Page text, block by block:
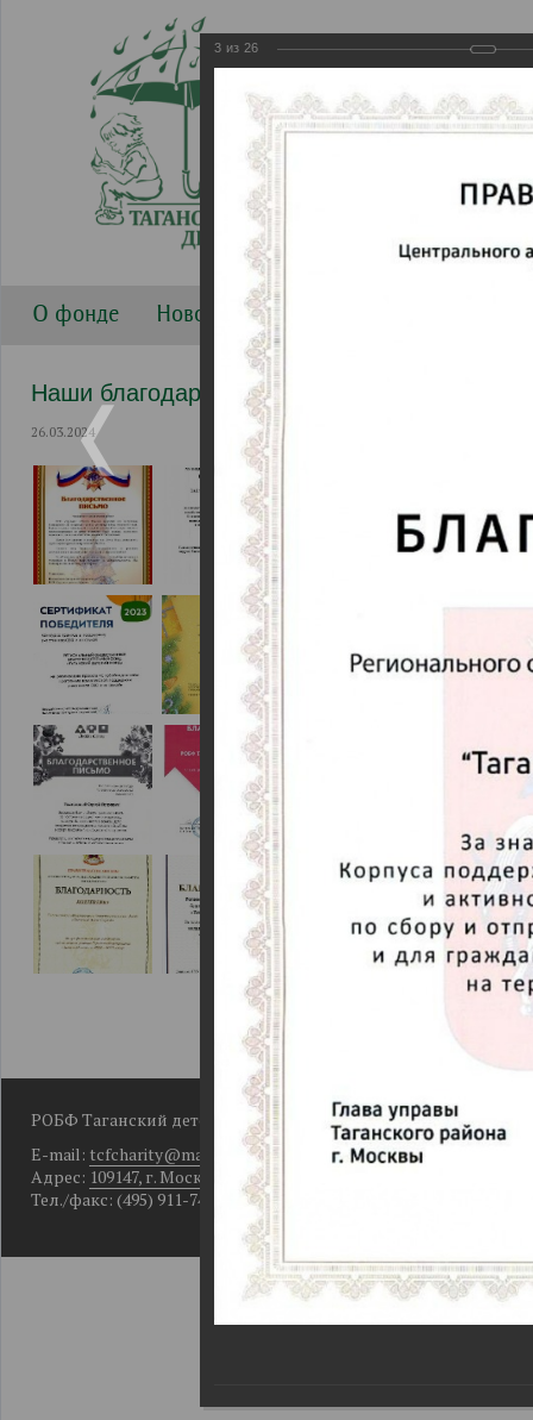
О фонде Новости
Наши благодарности
26.03.2024
РОБФ Таганский детский фонд
E-mail: tcfcharity@mail.ru
Адрес: 109147, г. Москва, Большой Рогожский пер., д. 10, кор. 2
Тел./факс: (495) 911-74-49
3 из 26